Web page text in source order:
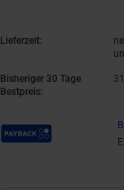
Lieferzeit:
Bisheriger 30 Tage
Bestpreis:
Payback Punkte